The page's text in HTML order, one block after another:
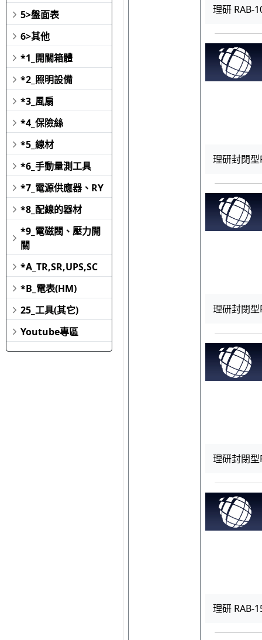
5>盤面表
6>其他
*1_開關箱體
*2_照明設備
*3_風扇
*4_保險絲
*5_線材
*6_手動量測工具
*7_電源供應器、RY
*8_配線的器材
*9_電磁閥、壓力開
關
*A_TR,SR,UPS,SC
*B_電表(HM)
25_工具(其它)
Youtube專區
理研 RAB-
理研封閉型
理研封閉型
理研封閉型
理研 RAB-